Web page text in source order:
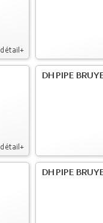
détail+
détail+
DH PIPE
DH PIPE